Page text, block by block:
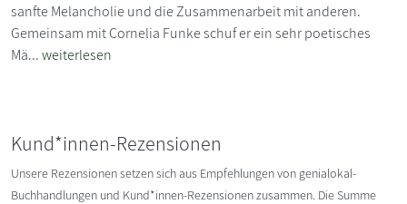
sanfte Melancholie und die Zusammenarbeit mit anderen.
Gemeinsam mit Cornelia Funke schuf er ein sehr poetisches
Mä...weiterlesen
Kund*innen-Rezensionen
Unsere Rezensionen setzen sich aus Empfehlungen von genialokal-
Buchhandlungen und Kund*innen-Rezensionen zusammen. Die Summe